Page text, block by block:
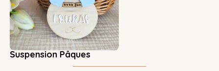
Suspension Pâques